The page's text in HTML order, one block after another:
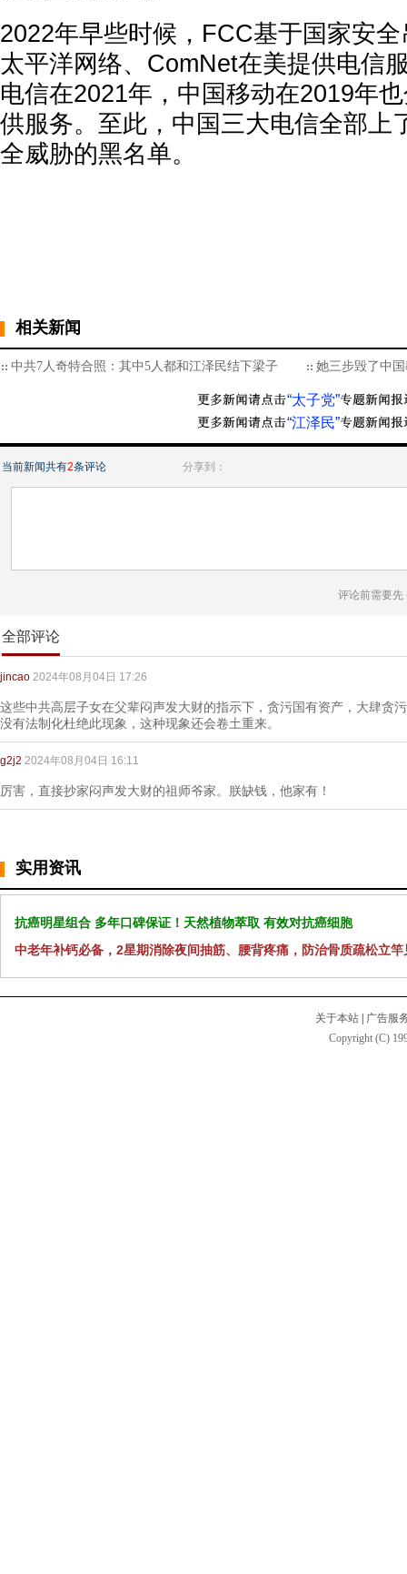
2022年早些时候，FCC基于国家安
太平洋网络、ComNet在美提供电信
电信在2021年，中国移动在2019年
供服务。至此，中国三大电信全部上
全威胁的黑名单。
相关新闻
中共7人奇特合照：其中5人都和江泽民结下梁子 她三步毁了中
“太子党”
“江泽民”
当前新闻共有2条评论 分享到：
评论前需要先
全部评论
jincao 2024年08月04日 17:26
这些中共高层子女在父辈闷声发大财的指示下，贪污国有资产，大肆贪
没有法制化杜绝此现象，这种现象还会卷土重来。
g2j2 2024年08月04日 16:11
厉害，直接抄家闷声发大财的祖师爷家。朕缺钱，他家有！
实用资讯
抗癌明星组合 多年口碑保证！天然植物萃取 有效对抗癌细胞
中老年补钙必备，2星期消除夜间抽筋、腰背疼痛，防治骨质疏松立竿
关于本站
广告服
Copyright (C)